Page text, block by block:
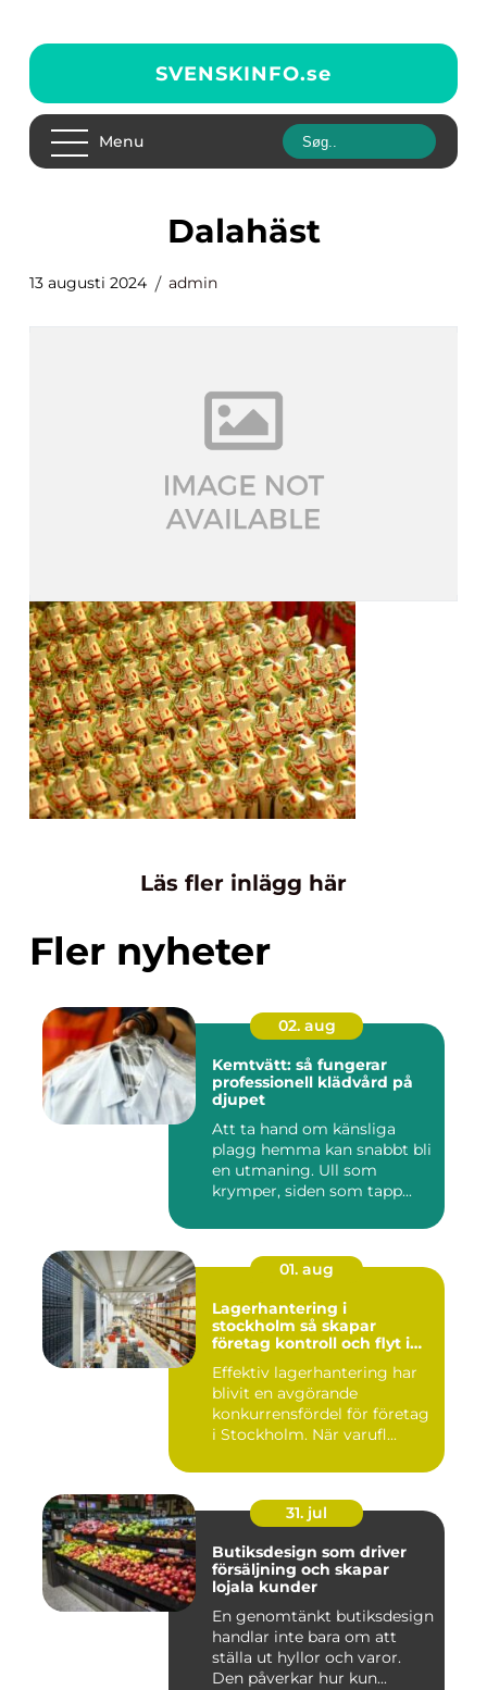
SVENSKINFO.se
Menu
dalahäst
13 augusti 2024 admin
Läs fler inlägg här
Fler nyheter
02. aug
Kemtvätt: så fungerar
professionell klädvård på
djupet
Att ta hand om känsliga
plagg hemma kan snabbt bli
en utmaning. Ull som
krymper, siden som tapp...
01. aug
Lagerhantering i
stockholm så skapar
företag kontroll och flyt i
Effektiv lagerhantering har
blivit en avgörande
konkurrensfördel för företag
i Stockholm. När varufl...
31. jul
Butiksdesign som driver
försäljning och skapar
lojala kunder
En genomtänkt butiksdesign
handlar inte bara om att
ställa ut hyllor och varor.
Den påverkar hur kun...